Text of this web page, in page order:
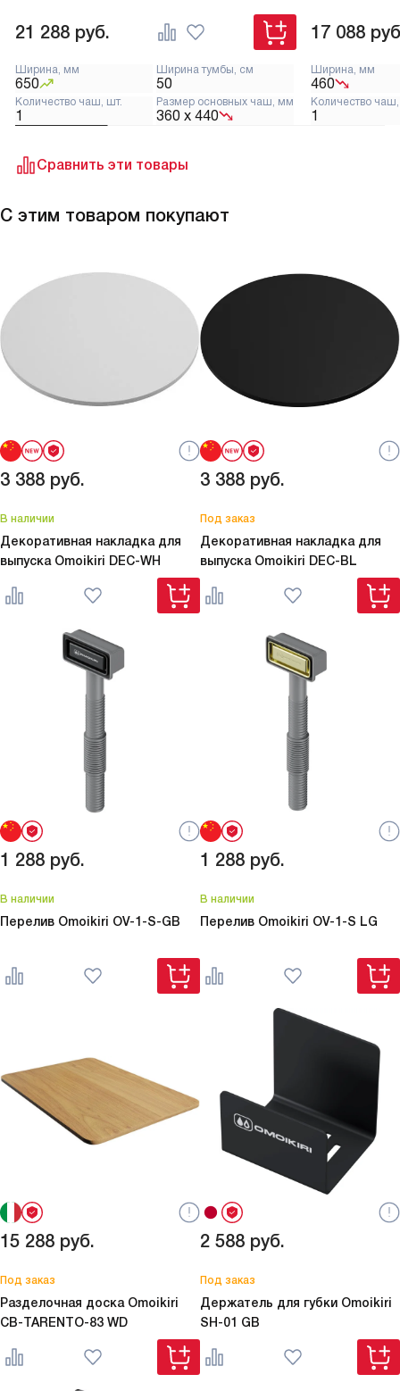
Сравнить эти товары
21 288 руб.
Ширина, мм
650
Ширина тумбы, см
50
Количество чаш, шт.
1
Размер основных чаш, мм
360 х 440
17 088
Ширина, мм
460
Количество
1
С этим товаром покупают
3 388 руб.
В наличии
Декоративная накладка для
выпуска Omoikiri DEC-WH
3 388 руб.
Под заказ
Декоративная накладка для
выпуска Omoikiri DEC-BL
1 288 руб.
В наличии
Перелив Omoikiri OV-1-S-GB
1 288 руб.
В наличии
Перелив Omoikiri OV-1-S LG
15 288 руб.
Под заказ
Разделочная доска Omoikiri
CB-TARENTO-83 WD
2 588 руб.
Под заказ
Держатель для губки Omoikiri
SH-01 GB